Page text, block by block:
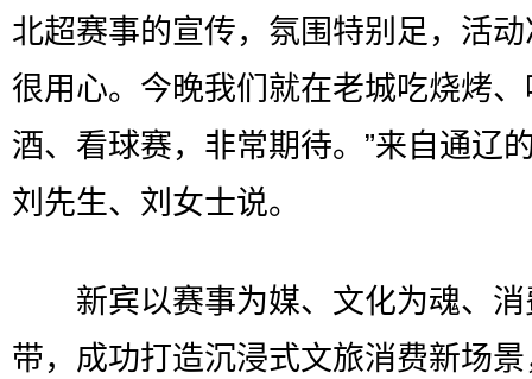
北超赛事的宣传，氛围特别足，活
很用心。今晚我们就在老城吃烧烤
酒、看球赛，非常期待。”来自通辽
刘先生、刘女士说。
新宾以赛事为媒、文化为魂、消
带，成功打造沉浸式文旅消费新场